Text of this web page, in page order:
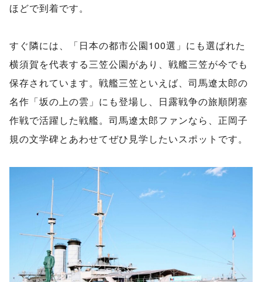
ほどで到着です。
すぐ隣には、「日本の都市公園100選」にも選ばれた
横須賀を代表する三笠公園があり、戦艦三笠が今でも
保存されています。戦艦三笠といえば、司馬遼太郎の
名作「坂の上の雲」にも登場し、日露戦争の旅順閉塞
作戦で活躍した戦艦。司馬遼太郎ファンなら、正岡子
規の文学碑とあわせてぜひ見学したいスポットです。